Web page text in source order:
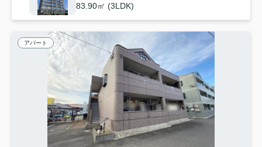
83.90㎡ (3LDK)
アパート